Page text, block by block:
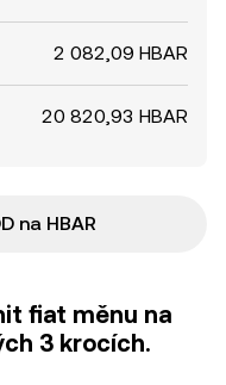
2 082,09 HBAR
20 820,93 HBAR
na HBAR
fiat měnu na
3 krocích.